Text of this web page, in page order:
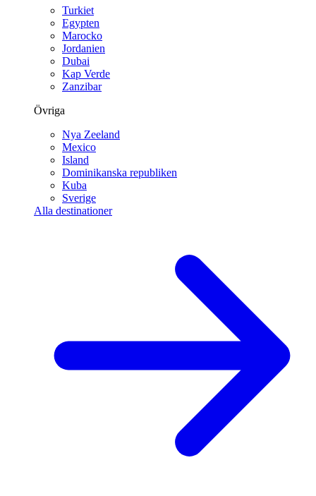
Turkiet
Egypten
Marocko
Jordanien
Dubai
Kap Verde
Zanzibar
Övriga
Nya Zeeland
Mexico
Island
Dominikanska republiken
Kuba
Sverige
Alla destinationer